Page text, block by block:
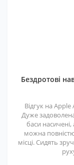
Бездротові
Відгук на
Дуже
баси
можна
місці. Сидять